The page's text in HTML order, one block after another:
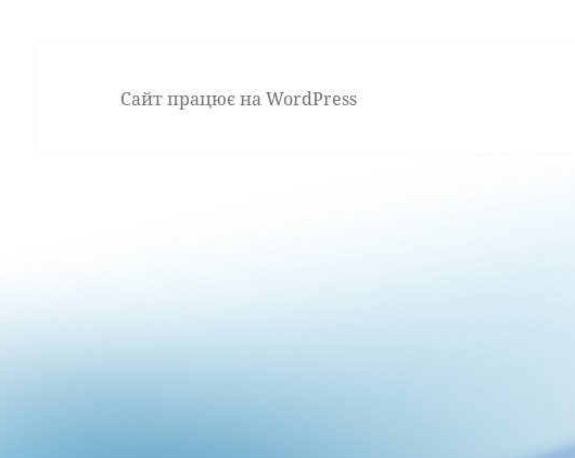
Сайт працює на WordPress